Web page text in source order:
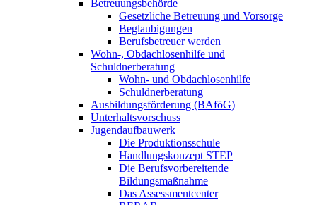
Betreuungsbehörde
Gesetzliche Betreuung und Vorsorge
Beglaubigungen
Berufsbetreuer werden
Wohn-, Obdachlosenhilfe und
Schuldnerberatung
Wohn- und Obdachlosenhilfe
Schuldnerberatung
Ausbildungsförderung (BAföG)
Unterhaltsvorschuss
Jugendaufbauwerk
Die Produktionsschule
Handlungskonzept STEP
Die Berufsvorbereitende
Bildungsmaßnahme
Das Assessmentcenter